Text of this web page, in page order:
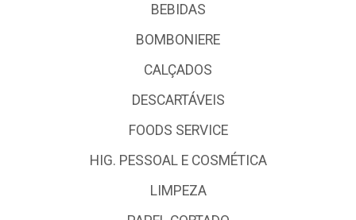
BEBIDAS
BOMBONIERE
CALÇADOS
DESCARTÁVEIS
FOODS SERVICE
HIG. PESSOAL E COSMÉTICA
LIMPEZA